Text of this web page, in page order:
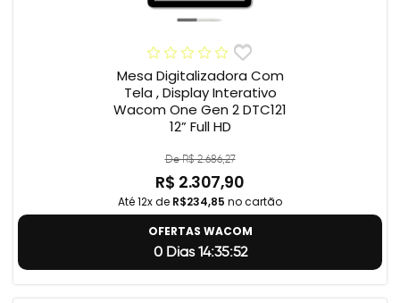
Mesa Digitalizadora Com
Tela , Display Interativo
Wacom One Gen 2 DTC121
12” Full HD
De R$ 2.686,27
R$ 2.307,90
Até 12x de R$234,85 no cartão
OFERTAS WACOM
0 Dias 14:35:51